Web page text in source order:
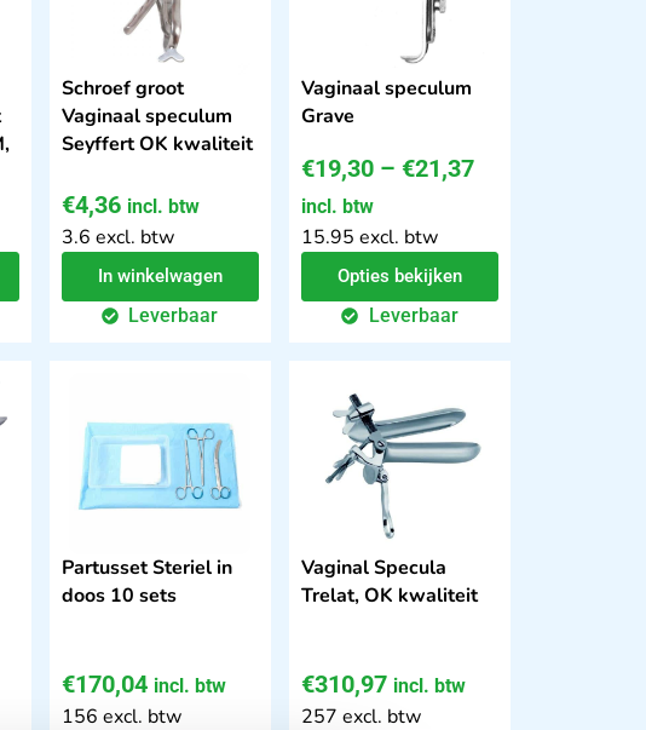
Schroef groot
Vaginaal speculum
Seyffert OK kwaliteit
€4,36 incl. btw
3.6 excl. btw
In winkelwagen
Leverbaar
Vaginaal speculum
Grave
€19,30 – €21,37
incl. btw
15.95 excl. btw
Opties bekijken
Leverbaar
Partusset Steriel in
doos 10 sets
€170,04 incl. btw
156 excl. btw
Vaginal Specula
Trelat, OK kwaliteit
€310,97 incl. btw
257 excl. btw